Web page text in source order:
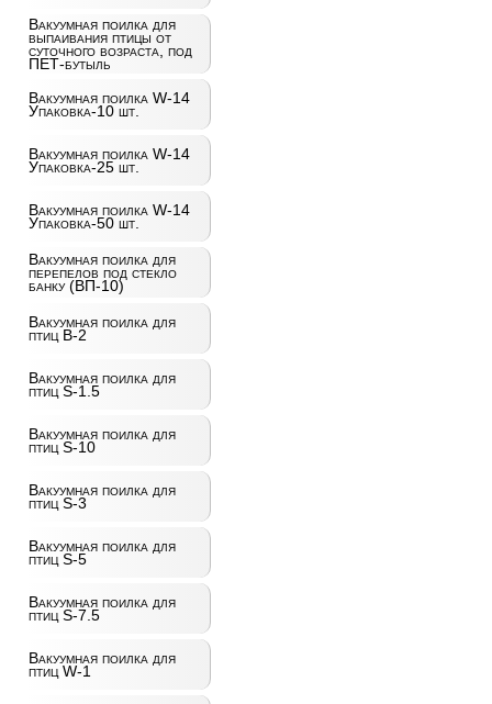
Вакуумная поилка для
выпаивания птицы от
суточного возраста, под
ПЕТ-бутыль
Вакуумная поилка W-14
Упаковка-10 шт.
Вакуумная поилка W-14
Упаковка-25 шт.
Вакуумная поилка W-14
Упаковка-50 шт.
Вакуумная поилка для
перепелов под стекло
банку (ВП-10)
Вакуумная поилка для
птиц B-2
Вакуумная поилка для
птиц S-1.5
Вакуумная поилка для
птиц S-10
Вакуумная поилка для
птиц S-3
Вакуумная поилка для
птиц S-5
Вакуумная поилка для
птиц S-7.5
Вакуумная поилка для
птиц W-1